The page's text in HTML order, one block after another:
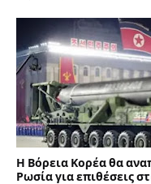
Η Βόρεια Κορέα θα
Ρωσία για επιθέσεις